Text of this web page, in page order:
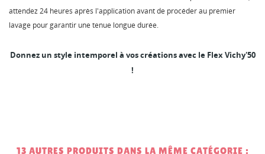
attendez 24 heures après l'application avant de procéder au premier
lavage pour garantir une tenue longue durée.
Donnez un style intemporel à vos créations avec le Flex Vichy'50
!
13 AUTRES PRODUITS DANS LA MÊME CATÉGORIE :